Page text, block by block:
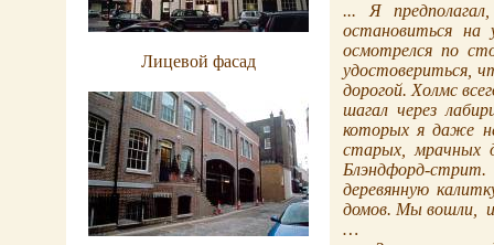
Лицевой фасад
... Я
остановиться на
осмотрелся по
удостовериться,
дорогой. Холмс
шагал через
которых я даже
старых, мрачных
Блэндфорд-
деревянную
домов. Мы вошли,
и
…